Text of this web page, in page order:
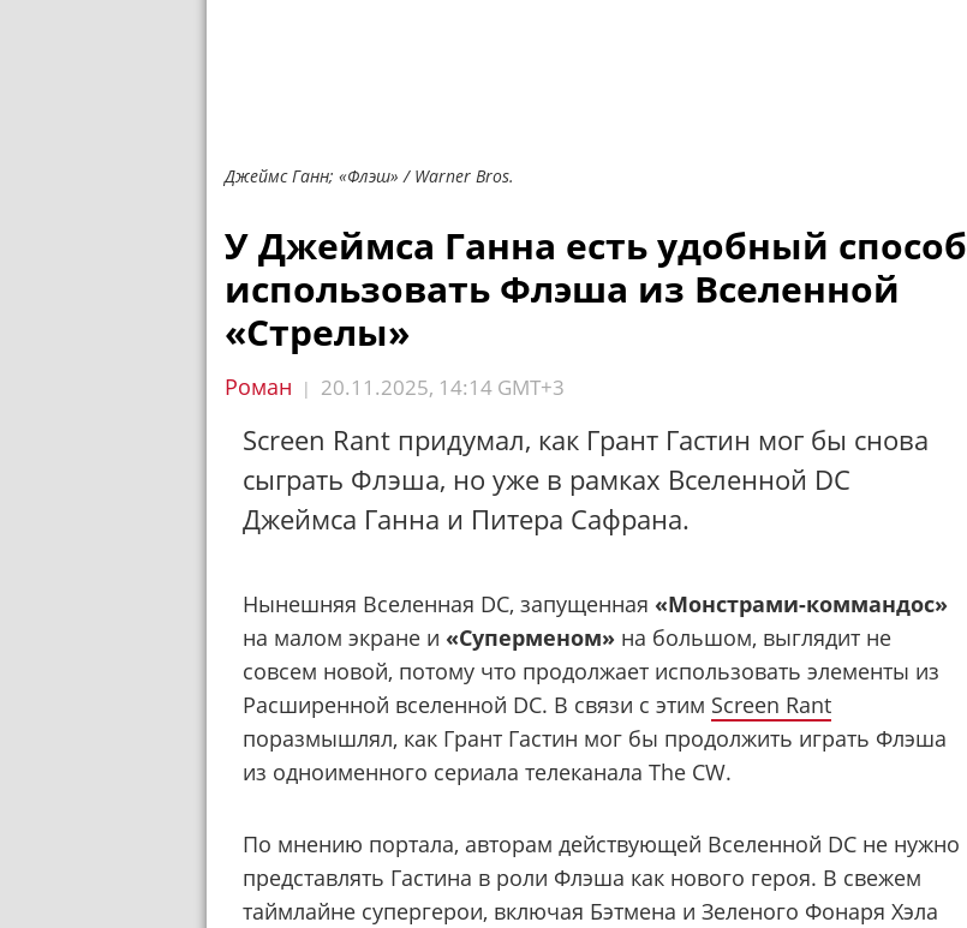
Джеймс Ганн; «Флэш» / Warner Bros.
У Джеймса Ганна есть удобный способ
использовать Флэша из Вселенной
«Стрелы»
Роман | 20.11.2025, 14:14 GMT+3
Screen Rant придумал, как Грант Гастин мог бы снова
сыграть Флэша, но уже в рамках Вселенной DC
Джеймса Ганна и Питера Сафрана.
Нынешняя Вселенная DC, запущенная «Монстрами-коммандос»
на малом экране и «Суперменом» на большом, выглядит не
совсем новой, потому что продолжает использовать элементы из
Расширенной вселенной DC. В связи с этим Screen Rant
поразмышлял, как Грант Гастин мог бы продолжить играть Флэша
из одноименного сериала телеканала The CW.
По мнению портала, авторам действующей Вселенной DC не нужно
представлять Гастина в роли Флэша как нового героя. В свежем
таймлайне супергерои, включая Бэтмена и Зеленого Фонаря Хэла